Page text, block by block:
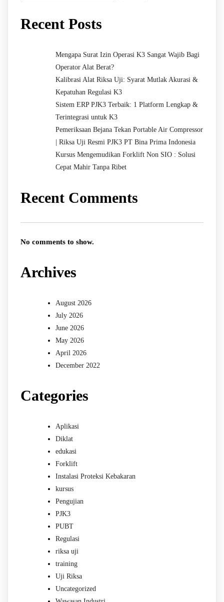
Recent Posts
Mengapa Surat Izin Operasi K3 Sangat Wajib Bagi
Operator Alat Berat?
Kalibrasi Alat Riksa Uji: Syarat Mutlak Akurasi &
Kepatuhan Regulasi K3
Sistem ERP PJK3 Terbaik: 1 Platform Lengkap &
Terintegrasi untuk K3
Pemeriksaan Bejana Tekan Portable Air Compressor
| Riksa Uji Resmi PJK3 PT Bina Prima Indonesia
Kursus Mengemudikan Forklift Non SIO : Solusi
Cepat Mahir Tanpa Ribet
Recent Comments
No comments to show.
Archives
August 2026
July 2026
June 2026
May 2026
April 2026
December 2022
Categories
Aplikasi
Diklat
edukasi
Forklift
Instalasi Proteksi Kebakaran
kursus
Pengujian
PJK3
PUBT
Regulasi
riksa uji
training
Uji Riksa
Uncategorized